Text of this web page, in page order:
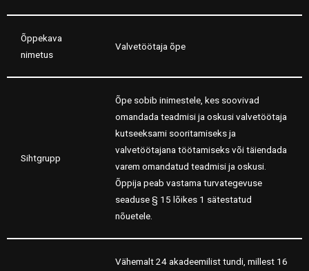
Õppekava
nimetus
Valvetöötaja õpe
Sihtgrupp
Õpe sobib inimestele, kes soovivad
omandada teadmisi ja oskusi valvetöötaja
kutseeksami sooritamiseks ja
valvetöötajana töötamiseks või täiendada
varem omandatud teadmisi ja oskusi.
Õppija peab vastama turvategevuse
seaduse § 15 lõikes 1 sätestatud
nõuetele.
Vähemalt 24 akadeemilist tundi, millest 16